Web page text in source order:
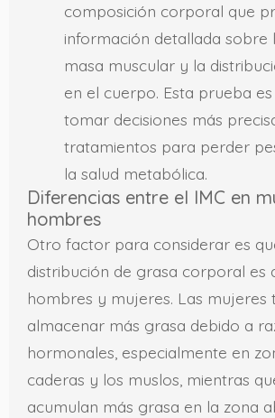
composición corporal que
información detallada sobre
masa muscular y la
en el cuerpo. Esta prueba
tomar decisiones más
tratamientos para perder
la salud metabólica.
Diferencias entre el IMC en
hombres
Otro factor para considerar es
distribución de grasa corporal es
hombres y mujeres. Las mujeres
almacenar más grasa debido a
hormonales, especialmente en
caderas y los muslos, mientras
acumulan más grasa en la zona